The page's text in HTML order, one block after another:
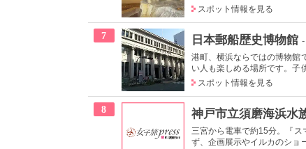
スポット情報を見る
7 日本郵船歴史博物館
港町、横浜ならではの博物館
い人も楽しめる場所です。子
スポット情報を見る
8 神戸市立須磨海浜水
三宮から電車で約15分。『ス
ず、企画展示やイルカのショ